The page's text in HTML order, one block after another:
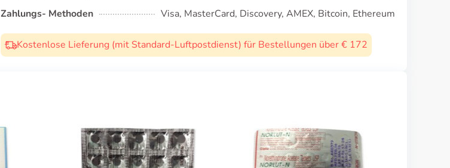
Zahlungs- Methoden
Visa, MasterCard, Discovery, AMEX, Bitcoin, Ethereum
Kostenlose Lieferung (mit Standard-Luftpostdienst) für Bestellungen über € 172